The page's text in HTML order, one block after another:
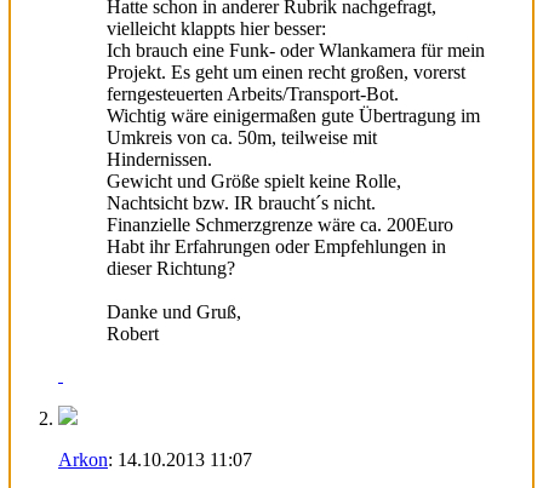
Hatte schon in anderer Rubrik nachgefragt,
vielleicht klappts hier besser:
Ich brauch eine Funk- oder Wlankamera für mein
Projekt. Es geht um einen recht großen, vorerst
ferngesteuerten Arbeits/Transport-Bot.
Wichtig wäre einigermaßen gute Übertragung im
Umkreis von ca. 50m, teilweise mit
Hindernissen.
Gewicht und Größe spielt keine Rolle,
Nachtsicht bzw. IR braucht´s nicht.
Finanzielle Schmerzgrenze wäre ca. 200Euro
Habt ihr Erfahrungen oder Empfehlungen in
dieser Richtung?
Danke und Gruß,
Robert
Arkon: 14.10.2013 11:07